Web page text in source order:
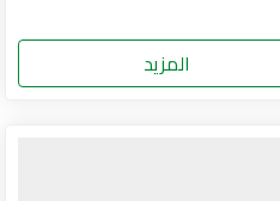
المزيد